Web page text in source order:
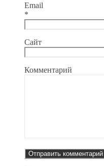
Email
*
Сайт
Комментарий